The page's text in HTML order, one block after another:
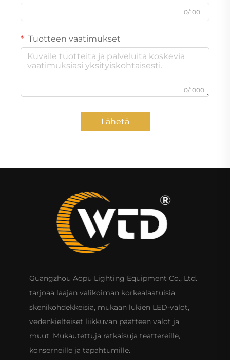
0/100
Tuotteen vaatimukset
0/1000
Lähetä
Guangzhou Aopu Lighting Equipment Co., Ltd.
tarjoaa laajan valikoiman korkealaatuisia
skenikohdekkeisiä, mukaan lukien LED-valot,
vedenkielteiset liikkuvan päätteen valot ja
muut. Mukautettuja ratkaisuja teattereille,
konserneille ja tapahtumille.